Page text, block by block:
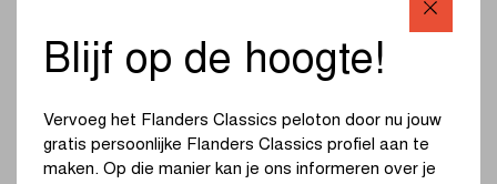
1.
Gerrit Solleveld
2.
Sean Yates
Blijf op de hoogte!
Vervoeg het Flanders Classics peloton door nu jouw
gratis persoonlijke Flanders Classics profiel aan te
maken. Op die manier kan je ons informeren over je